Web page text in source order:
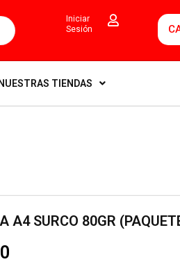
Iniciar
Sesión
NUESTRAS TIENDAS
A4 SURCO 80GR